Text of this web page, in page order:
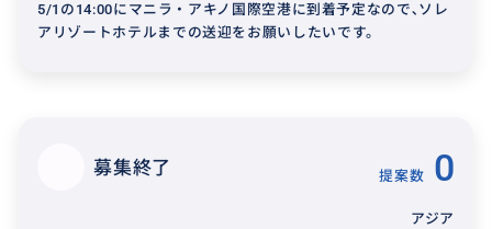
5/1の14:00にマニラ・アキノ国際空港に到着予定なので､ソレ
アリゾートホテルまでの送迎をお願いしたいです。
募集終了 提案数 0
アジア